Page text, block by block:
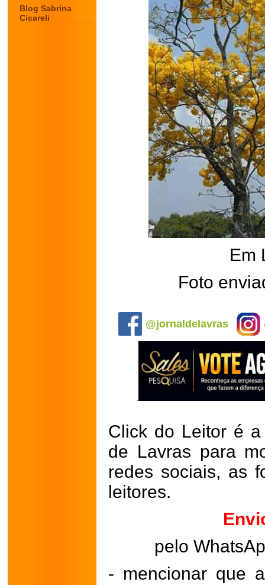
Blog Sabrina
Cicareli
Em
Foto
@jornaldelavras
Click do Leitor é
de Lavras para
redes sociais, as
leitores.
pelo
- mencionar que